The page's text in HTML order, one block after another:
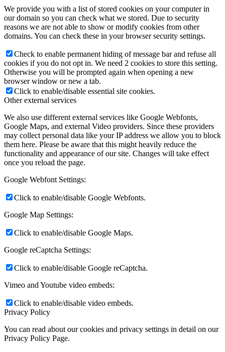
We provide you with a list of stored cookies on your computer in
our domain so you can check what we stored. Due to security
reasons we are not able to show or modify cookies from other
domains. You can check these in your browser security settings.
Check to enable permanent hiding of message bar and refuse all
cookies if you do not opt in. We need 2 cookies to store this setting.
Otherwise you will be prompted again when opening a new
browser window or new a tab.
Click to enable/disable essential site cookies.
Other external services
We also use different external services like Google Webfonts,
Google Maps, and external Video providers. Since these providers
may collect personal data like your IP address we allow you to block
them here. Please be aware that this might heavily reduce the
functionality and appearance of our site. Changes will take effect
once you reload the page.
Google Webfont Settings:
Click to enable/disable Google Webfonts.
Google Map Settings:
Click to enable/disable Google Maps.
Google reCaptcha Settings:
Click to enable/disable Google reCaptcha.
Vimeo and Youtube video embeds:
Click to enable/disable video embeds.
Privacy Policy
You can read about our cookies and privacy settings in detail on our
Privacy Policy Page.